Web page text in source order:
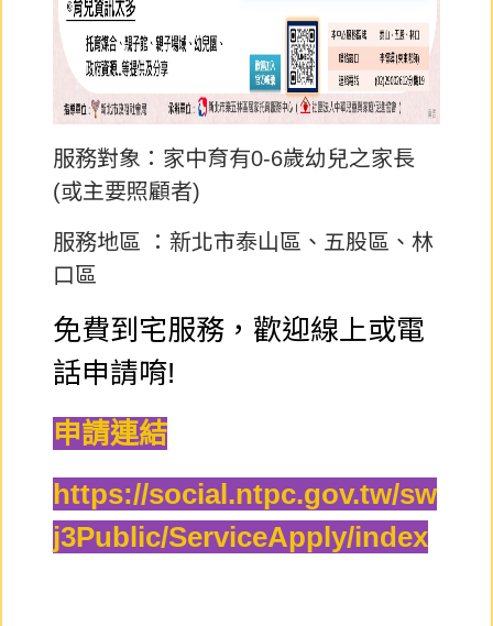
服務對象：家中育有0-6歲幼兒之家長
(或主要照顧者)
服務地區 ：新北市泰山區、五股區、林
口區
免費到宅服務，歡迎線上或電
話申請唷!
申請連結
https://social.ntpc.gov.tw/sw
j3Public/ServiceApply/index